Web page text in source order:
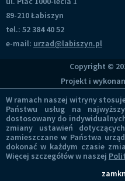
89-210 Łabiszyn
tel.: 52 384 40 52
e-mail: urzad@labiszyn.pl
Copyright ©
Projekt i
W ramach naszej witryny
Państwu usług na
dostosowany do
zmiany ustawień
zamieszczane w Państwa
dokonać w każdym czasie
Więcej szczegółów w naszej